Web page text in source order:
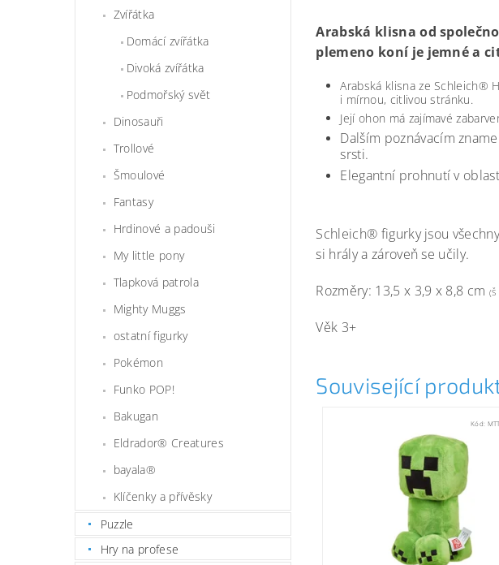
Zvířátka
Domácí zvířátka
Divoká zvířátka
Podmořský svět
Dinosauři
Trollové
Šmoulové
Fantasy
Hrdinové a padouši
My little pony
Tlapková patrola
Mighty Muggs
ostatní figurky
Pokémon
Funko POP!
Bakugan
Eldrador® Creatures
bayala®
Klíčenky a přívěsky
Puzzle
Hry na profese
Arabská klisna od
plemeno koní je jemné a
Arabská klisna ze Schleich®
i mírnou, citlivou stránku.
Její ohon má zajímavé
Dalším poznávacím
srsti.
Elegantní prohnutí v
Schleich® figurky jsou
si hrály a zároveň se učily.
Rozměry: 13,5 x 3,9 x 8,8 cm (Š
Věk 3+
Související
Kód: